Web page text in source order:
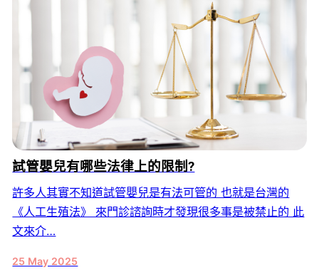
試管嬰兒有哪些法律上的限制?
許多人其實不知道試管嬰兒是有法可管的 也就是台灣的
《人工生殖法》 來門診諮詢時才發現很多事是被禁止的 此
文來介…
25 May 2025